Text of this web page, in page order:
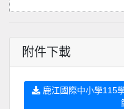
附件下載
鹿江國際中小學115